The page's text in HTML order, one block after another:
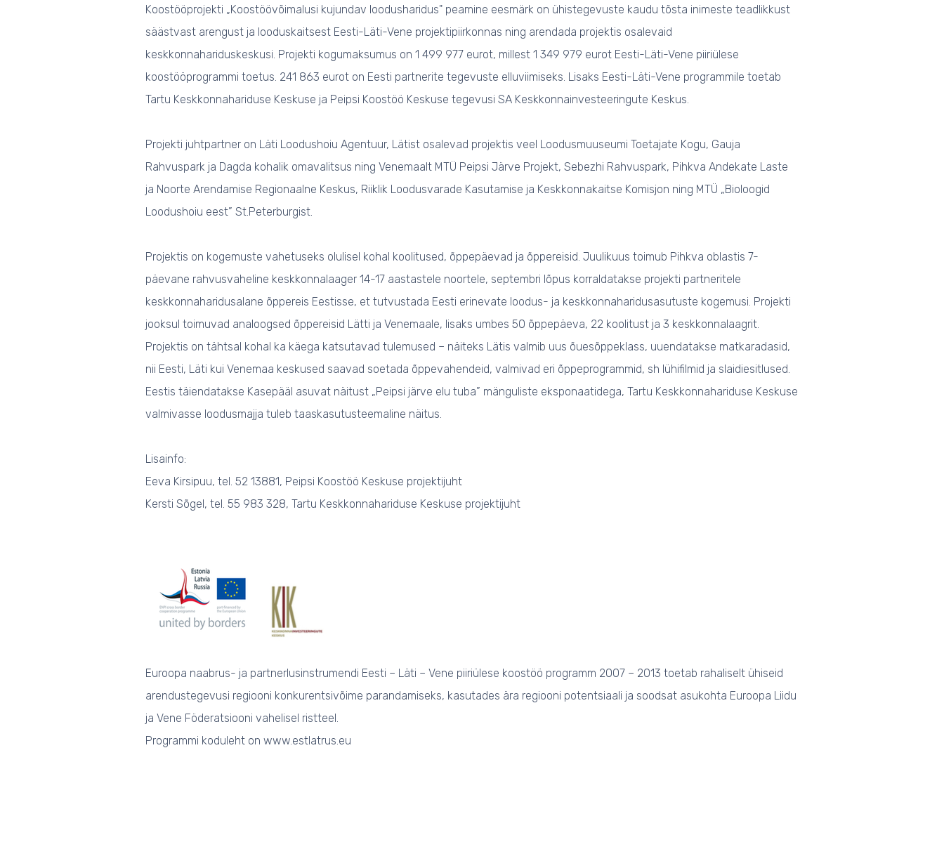
Koostööprojekti „Koostöövõimalusi kujundav loodusharidus" peamine eesmärk on ühistegevuste kaudu tõsta inimeste teadlikkust
säästvast arengust ja looduskaitsest Eesti-Läti-Vene projektipiirkonnas ning arendada projektis osalevaid
keskkonnahariduskeskusi. Projekti kogumaksumus on 1 499 977 eurot, millest 1 349 979 eurot Eesti-Läti-Vene piiriülese
koostööprogrammi toetus. 241 863 eurot on Eesti partnerite tegevuste elluviimiseks. Lisaks Eesti-Läti-Vene programmile toetab
Tartu Keskkonnahariduse Keskuse ja Peipsi Koostöö Keskuse tegevusi SA Keskkonnainvesteeringute Keskus.
Projekti juhtpartner on Läti Loodushoiu Agentuur, Lätist osalevad projektis veel Loodusmuuseumi Toetajate Kogu, Gauja
Rahvuspark ja Dagda kohalik omavalitsus ning Venemaalt MTÜ Peipsi Järve Projekt, Sebezhi Rahvuspark, Pihkva Andekate Laste
ja Noorte Arendamise Regionaalne Keskus, Riiklik Loodusvarade Kasutamise ja Keskkonnakaitse Komisjon ning MTÜ „Bioloogid
Loodushoiu eest” St.Peterburgist.
Projektis on kogemuste vahetuseks olulisel kohal koolitused, õppepäevad ja õppereisid. Juulikuus toimub Pihkva oblastis 7-
päevane rahvusvaheline keskkonnalaager 14-17 aastastele noortele, septembri lõpus korraldatakse projekti partneritele
keskkonnaharidusalane õppereis Eestisse, et tutvustada Eesti erinevate loodus- ja keskkonnaharidusasutuste kogemusi. Projekti
jooksul toimuvad analoogsed õppereisid Lätti ja Venemaale, lisaks umbes 50 õppepäeva, 22 koolitust ja 3 keskkonnalaagrit.
Projektis on tähtsal kohal ka käega katsutavad tulemused – näiteks Lätis valmib uus õuesõppeklass, uuendatakse matkaradasid,
nii Eesti, Läti kui Venemaa keskused saavad soetada õppevahendeid, valmivad eri õppeprogrammid, sh lühifilmid ja slaidiesitlused.
Eestis täiendatakse Kasepääl asuvat näitust „Peipsi järve elu tuba” mänguliste eksponaatidega, Tartu Keskkonnahariduse Keskuse
valmivasse loodusmajja tuleb taaskasutusteemaline näitus.
Lisainfo:
Eeva Kirsipuu, tel. 52 13881, Peipsi Koostöö Keskuse projektijuht
Kersti Sõgel, tel. 55 983 328, Tartu Keskkonnahariduse Keskuse projektijuht
Euroopa naabrus- ja partnerlusinstrumendi Eesti – Läti – Vene piiriülese koostöö programm 2007 – 2013 toetab rahaliselt ühiseid
arendustegevusi regiooni konkurentsivõime parandamiseks, kasutades ära regiooni potentsiaali ja soodsat asukohta Euroopa Liidu
ja Vene Föderatsiooni vahelisel ristteel.
Programmi koduleht on www.estlatrus.eu